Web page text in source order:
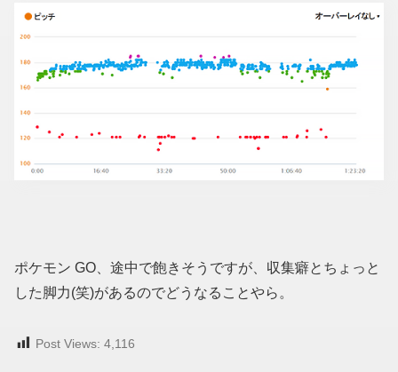
ポケモン GO、途中で飽きそうですが、収集癖とちょっと
した脚力(笑)があるのでどうなることやら。
Post Views: 4,116